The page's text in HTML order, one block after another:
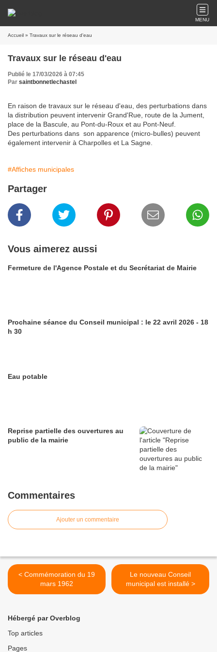
MENU
Accueil » Travaux sur le réseau d'eau
Travaux sur le réseau d'eau
Publié le 17/03/2026 à 07:45
Par saintbonnetlechastel
En raison de travaux sur le réseau d'eau, des perturbations dans
la distribution peuvent intervenir Grand'Rue, route de la Jument,
place de la Bascule, au Pont-du-Roux et au Pont-Neuf.
Des perturbations dans son apparence (micro-bulles) peuvent
également intervenir à Charpolles et La Sagne.
#Affiches municipales
Partager
Vous aimerez aussi
Fermeture de l'Agence Postale et du Secrétariat de Mairie
Prochaine séance du Conseil municipal : le 22 avril 2026 - 18
h 30
Eau potable
Reprise partielle des ouvertures au
public de la mairie
Commentaires
Ajouter un commentaire
< Commémoration du 19
mars 1962
Le nouveau Conseil
municipal est installé >
Hébergé par Overblog
Top articles
Pages